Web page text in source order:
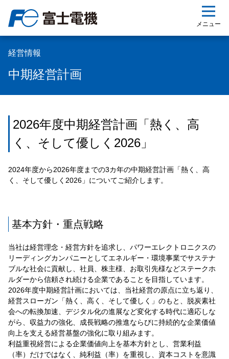
メニュー
経営情報
中期経営計画
2026年度中期経営計画「熱く、高
く、そして優しく2026」
2024年度から2026年度までの3カ年の中期経営計画「熱く、高
く、そして優しく2026」についてご紹介します。
基本方針・重点戦略
当社は経営理念・経営方針を追求し、パワーエレクトロニクスの
リーディングカンパニーとしてエネルギー・環境事業でサステナ
ブルな社会に貢献し、社員、株主様、お取引先様などステークホ
ルダーから信頼され続ける企業であることを目指しています。
2026年度中期経営計画においては、当社経営の原点に立ち返り、
経営スローガン「熱く、高く、そして優しく」のもと、脱炭素社
会への転換加速、デジタル化の進展など変化する時代に適応しな
がら、収益力の強化、成長戦略の推進ならびに持続的な企業価値
向上を支える経営基盤の強化に取り組みます。
利益重視経営による企業価値向上を基本方針とし、営業利益
（率）だけではなく、純利益（率）を重視し、資本コストを意識